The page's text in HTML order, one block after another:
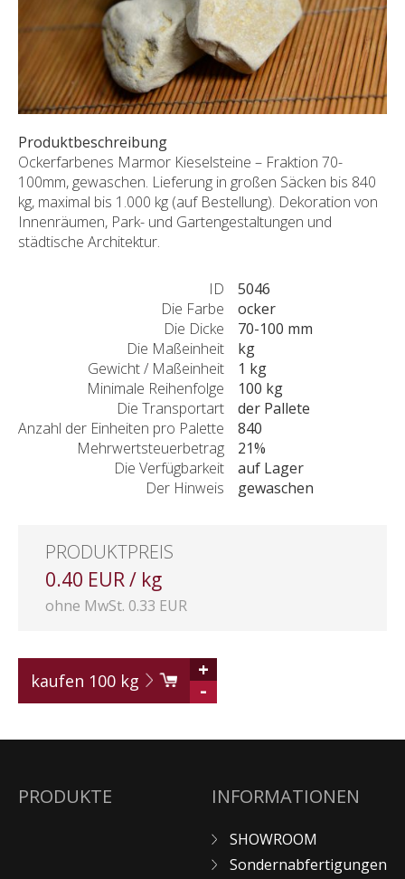
SONDERNABFERTIGUNGEN
AKTUALITÄTEN
SHOWROOM
Produktbeschreibung
Ockerfarbenes Marmor Kieselsteine – Fraktion 70-
100mm, gewaschen. Lieferung in großen Säcken bis 840
kg, maximal bis 1.000 kg (auf Bestellung). Dekoration von
Innenräumen, Park- und Gartengestaltungen und
städtische Architektur.
ID
5046
Die Farbe
ocker
Die Dicke
70-100 mm
Die Maßeinheit
kg
Gewicht / Maßeinheit
1 kg
Minimale Reihenfolge
100 kg
Die Transportart
der Pallete
Anzahl der Einheiten pro Palette
840
Mehrwertsteuerbetrag
21%
Die Verfügbarkeit
auf Lager
Der Hinweis
gewaschen
PRODUKTPREIS
0.40 EUR / kg
ohne MwSt. 0.33 EUR
kaufen 100 kg
+
-
PRODUKTE INFORMATIONEN
SHOWROOM
Sondernabfertigungen